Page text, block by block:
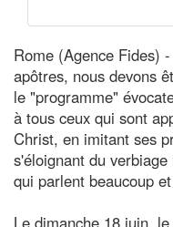
Rome (Agence Fides)
apôtres, nous devons
le "programme"
à tous ceux qui sont
Christ, en imitant ses
s'éloignant du
qui parlent beaucoup
Le dimanche 18 juin,